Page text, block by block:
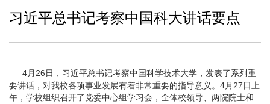
习近平总书记考察中国科大讲话要点
4月26日，习近平总书记考察中国科学技术大学，发表了系列重
要讲话，对我校各项事业发展有着非常重要的指导意义。4月27日上
午，学校组织召开了党委中心组学习会，全体校领导、两院院士和